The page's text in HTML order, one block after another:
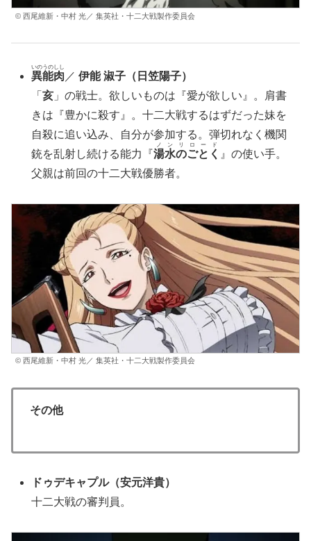
© 西尾維新・中村 光／ 集英社・十二大戦製作委員会
異能肉
いのうのしし
／ 伊能 淑子（ 日笠陽子）
「亥 」の戦士。欲しいものは『愛が欲しい』。肩書
きは『豊かに殺す』。十二大戦するはずだった妹を
自殺に追い込み、自分が参加する。弾切れなく機関
銃を乱射し続ける能力『湯水のごとく
ノンリロード
』の使い手。
父親は前回の十二大戦優勝者。
© 西尾維新・中村 光／ 集英社・十二大戦製作委員会
その他
ドゥデキャプル（安元洋貴）
十二大戦の審判員。